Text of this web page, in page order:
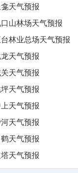
天气预报
山林场天气预报
林业总场天气预报
天气预报
天气预报
天气预报
天气预报
天气预报
天气预报
天气预报